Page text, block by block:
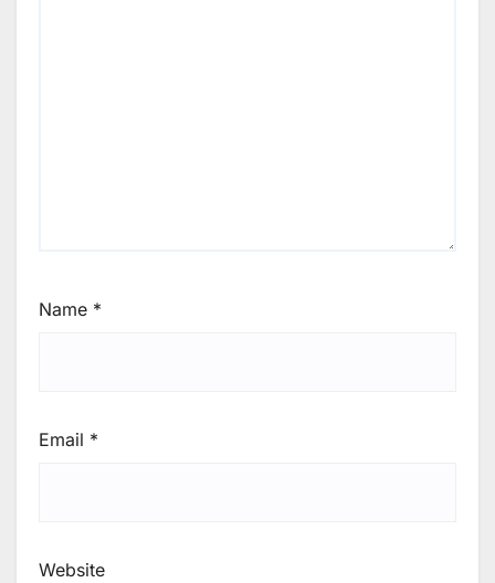
Name *
Email *
Website